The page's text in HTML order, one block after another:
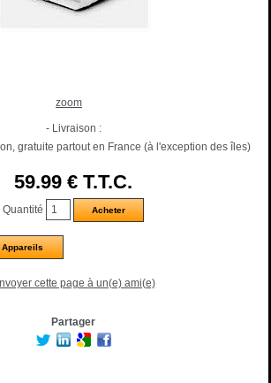
zoom
- Livraison :
gratuite partout en France (à l'exception des îles)
59.99 € T.T.C.
Quantité
cette page à un(e) ami(e)
Partager